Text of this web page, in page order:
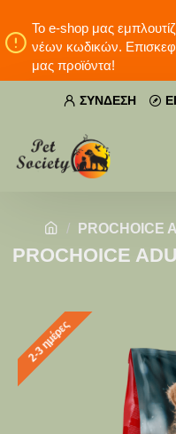
Το e-shop μας
νέων κωδικών.
μας
ΣΎΝΔΕΣΗ
PROCHOICE
PROCHOICE
2-3 ημέρες